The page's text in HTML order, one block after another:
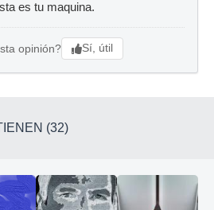
es tu maquina.
opinión? Sí, útil
(32)